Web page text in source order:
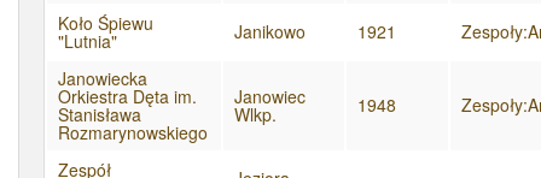
Koło Śpiewu
"Lutnia" Janikowo 1921
Janowiecka
Orkiestra Dęta im.
Stanisława
Rozmarynowskiego
Janowiec
Wlkp. 1948
Zespół